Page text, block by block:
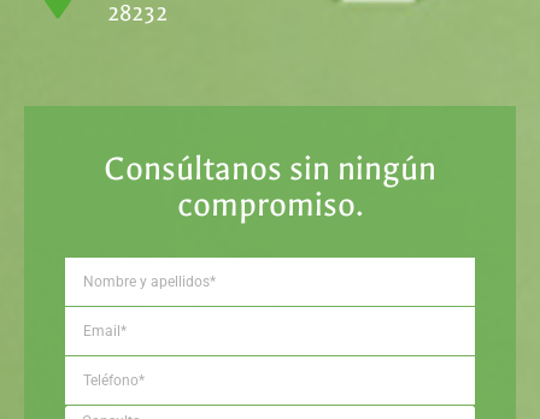
28232
Consúltanos sin ningún
compromiso.